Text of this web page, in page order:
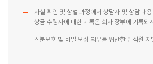
사실 확인 및 상벌 과정에서 상담자 및 상담 내
상금 수령자에 대한 기록은 회사 장부에 기록되
신분보호 및 비밀 보장 의무를 위반한 임직원 처